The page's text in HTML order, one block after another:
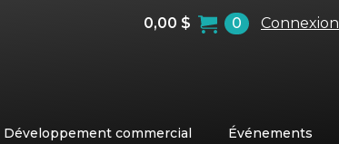
0,00 $ 0 Connexion
Développement commercial Événements